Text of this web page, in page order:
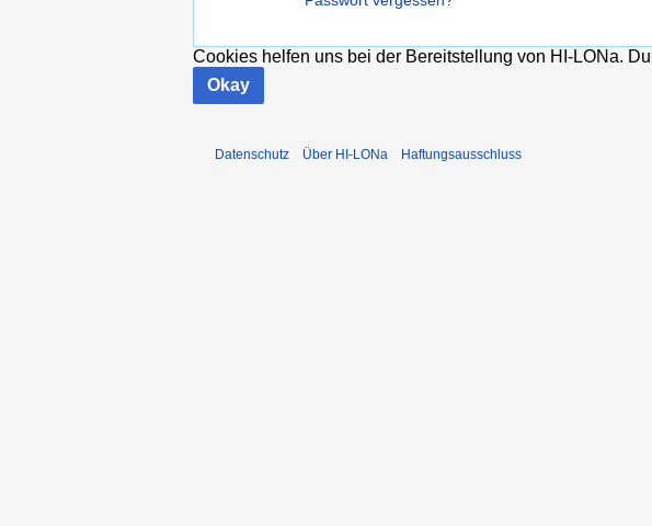
Cookies helfen uns bei der Bereitstellung von HI-LONa.
Okay
Datenschutz Über HI-LONa Haftungsausschluss